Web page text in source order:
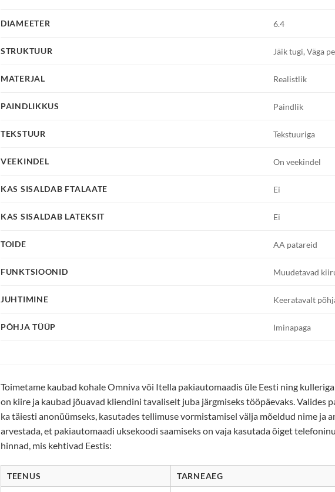
DIAMEETER 6.4
STRUKTUUR Jäik tugi, Väga
MATERJAL Realistlik
PAINDLIKKUS Paindlik
TEKSTUUR Tekstuuriga
VEEKINDEL On veekindel
KAS SISALDAB FTALAATE Ei
KAS SISALDAB LATEKSIT Ei
TOIDE AA patareid
FUNKTSIOONID Muudetavad
JUHTIMINE Keeratavalt
PÕHJA TÜÜP Iminapaga
Toimetame kaubad kohale Omniva või Itella pakiautomaadis üle Eesti ning
on kiire ja kaubad jõuavad kliendini tavaliselt juba järgmiseks tööpäevaks. Valides
ka täiesti anonüümseks, kasutades tellimuse vormistamisel välja mõeldud nime ja
arvestada, et pakiautomaadi uksekoodi saamiseks on vaja kasutada õiget
hinnad, mis kehtivad Eestis:
TEENUS TARNEAEG